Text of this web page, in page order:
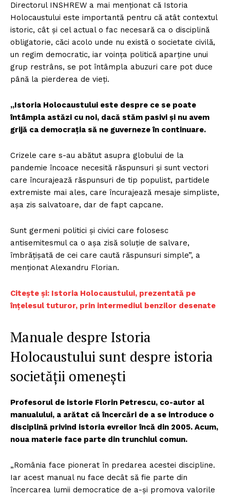
Directorul INSHREW a mai menționat că Istoria
Holocaustului este importantă pentru că atât contextul
istoric, cât și cel actual o fac necesară ca o disciplină
obligatorie, căci acolo unde nu există o societate civilă,
un regim democratic, iar voința politică aparține unui
grup restrâns, se pot întâmpla abuzuri care pot duce
până la pierderea de vieți.
„Istoria Holocaustului este despre ce se poate
întâmpla astăzi cu noi, dacă stăm pasivi și nu avem
grijă ca democrația să ne guverneze în continuare.
Crizele care s-au abătut asupra globului de la
pandemie încoace necesită răspunsuri și sunt vectori
care încurajează răspunsuri de tip populist, partidele
extremiste mai ales, care încurajează mesaje simpliste,
așa zis salvatoare, dar de fapt capcane.
Sunt germeni politici și civici care folosesc
antisemitesmul ca o așa zisă soluție de salvare,
îmbrățișată de cei care caută răspunsuri simple”, a
menționat Alexandru Florian.
Citește și: Istoria Holocaustului, prezentată pe
înțelesul tuturor, prin intermediul benzilor desenate
Manuale despre Istoria
Holocaustului sunt despre istoria
societății omenești
Profesorul de istorie Florin Petrescu, co-autor al
manualului, a arătat că încercări de a se introduce o
disciplină privind istoria evreilor încă din 2005. Acum,
noua materie face parte din trunchiul comun.
„România face pionerat în predarea acestei discipline.
Iar acest manual nu face decât să fie parte din
încercarea lumii democratice de a-și promova valorile